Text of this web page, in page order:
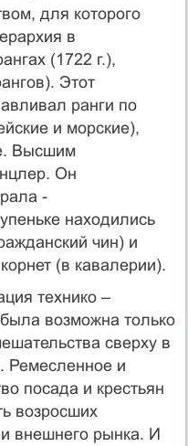
для которого
в
(1722 г.),
Этот
ранги по
и морские),
Высшим
Он
-
находились
чин) и
(в кавалерии).
технико –
возможна только
сверху в
Ремесленное и
посада и крестьян
возросших
и внешнего рынка. И